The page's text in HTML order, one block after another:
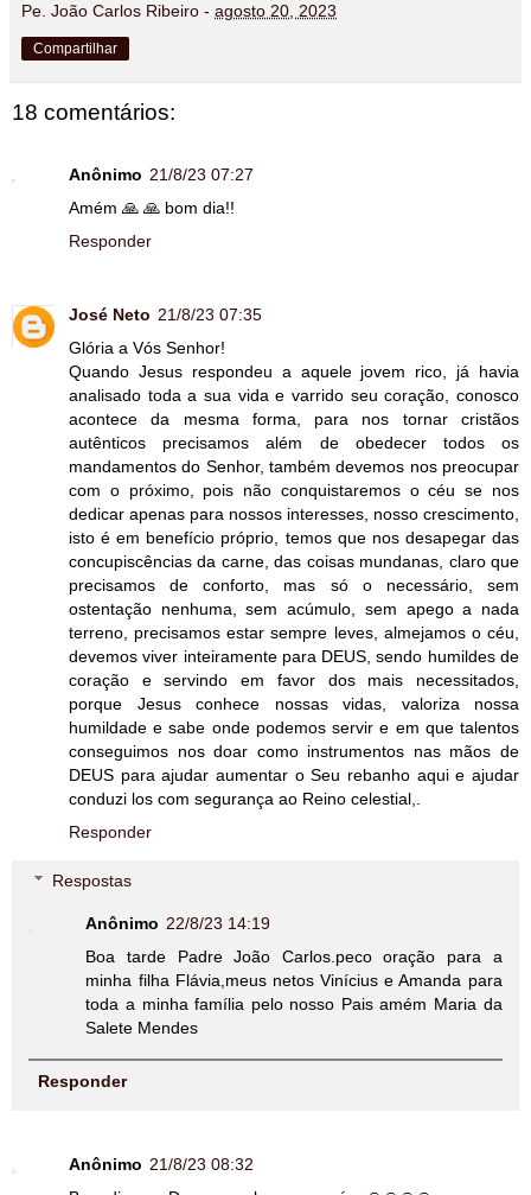
Pe. João Carlos Ribeiro - agosto 20, 2023
Compartilhar
18 comentários:
Anônimo 21/8/23 07:27
Amém 🙏 🙏 bom dia!!
Responder
José Neto 21/8/23 07:35
Glória a Vós Senhor!
Quando Jesus respondeu a aquele jovem rico, já havia
analisado toda a sua vida e varrido seu coração, conosco
acontece da mesma forma, para nos tornar cristãos
autênticos precisamos além de obedecer todos os
mandamentos do Senhor, também devemos nos preocupar
com o próximo, pois não conquistaremos o céu se nos
dedicar apenas para nossos interesses, nosso crescimento,
isto é em benefício próprio, temos que nos desapegar das
concupiscências da carne, das coisas mundanas, claro que
precisamos de conforto, mas só o necessário, sem
ostentação nenhuma, sem acúmulo, sem apego a nada
terreno, precisamos estar sempre leves, almejamos o céu,
devemos viver inteiramente para DEUS, sendo humildes de
coração e servindo em favor dos mais necessitados,
porque Jesus conhece nossas vidas, valoriza nossa
humildade e sabe onde podemos servir e em que talentos
conseguimos nos doar como instrumentos nas mãos de
DEUS para ajudar aumentar o Seu rebanho aqui e ajudar
conduzi los com segurança ao Reino celestial,.
Responder
Respostas
Anônimo 22/8/23 14:19
Boa tarde Padre João Carlos.peco oração para a
minha filha Flávia,meus netos Vinícius e Amanda para
toda a minha família pelo nosso Pais amém Maria da
Salete Mendes
Responder
Anônimo 21/8/23 08:32